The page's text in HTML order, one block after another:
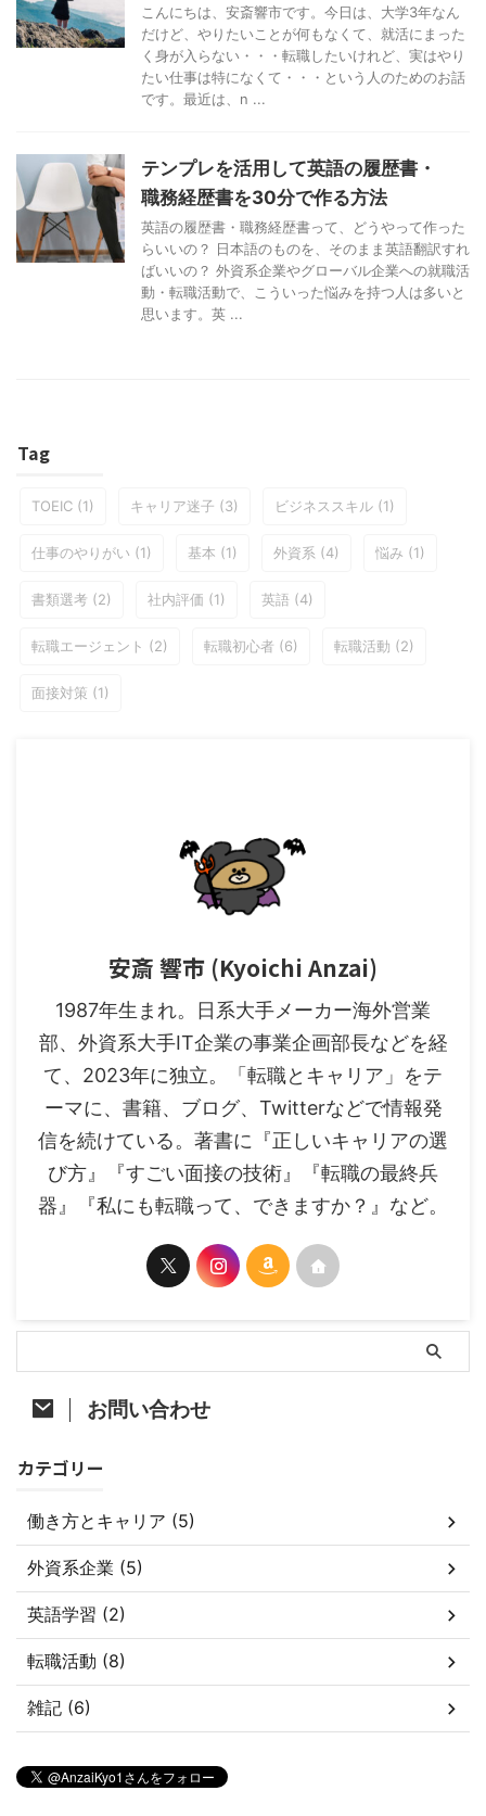
こんにちは、安斎響市です。今日は、大学3年なん
だけど、やりたいことが何もなくて、就活にまった
く身が入らない・・・転職したいけれど、実はやり
たい仕事は特になくて・・・という人のためのお話
です。最近は、n ...
テンプレを活用して英語の履歴書・
職務経歴書を30分で作る方法
英語の履歴書・職務経歴書って、どうやって作った
らいいの？ 日本語のものを、そのまま英語翻訳すれ
ばいいの？ 外資系企業やグローバル企業への就職活
動・転職活動で、こういった悩みを持つ人は多いと
思います。英 ...
Tag
TOEIC (1) キャリア迷子 (3) ビジネススキル (1)
仕事のやりがい (1) 基本 (1) 外資系 (4) 悩み (1)
書類選考 (2) 社内評価 (1) 英語 (4)
転職エージェント (2) 転職初心者 (6) 転職活動 (2)
面接対策 (1)
安斎 響市 (Kyoichi Anzai)
1987年生まれ。日系大手メーカー海外営業
部、外資系大手IT企業の事業企画部長などを経
て、2023年に独立。「転職とキャリア」をテ
ーマに、書籍、ブログ、Twitterなどで情報発
信を続けている。著書に『正しいキャリアの選
び方』『すごい面接の技術』『転職の最終兵
器』『私にも転職って、できますか？』など。
お問い合わせ
カテゴリー
働き方とキャリア (5)
外資系企業 (5)
英語学習 (2)
転職活動 (8)
雑記 (6)